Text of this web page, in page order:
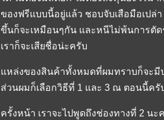
ของฟรีแบบนี้อยู่แล้ว ชอบจับเสือมือเปล่
ขึ้นก็จะเหมือนๆกัน และหนีไม่พ้นการตัด
เราก็จะเสียชื่อน่ะครับ
แหล่งของสินค้าทั้งหมดที่ผมทราบก็จะมี
ส่วนผมก็เลือกวิธีที่ 1 และ 3 ณ ตอนนี้ครั
ครั้งหน้า เราจะไปพูดถึงช่องทางที่ 2 นะ